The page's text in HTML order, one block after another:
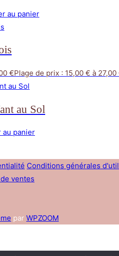
au panier
€Plage de prix : 15,00 € à 27,00
au Sol
au panier
Conditions générales
ventes
par WPZOOM